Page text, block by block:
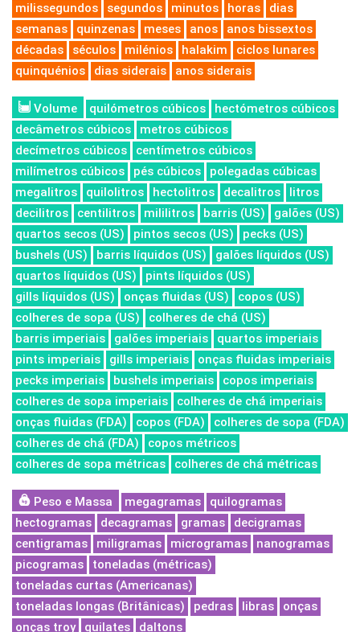
milissegundos
segundos minutos horas
dias
semanas
quinzenas meses anos
anos bissextos
décadas
séculos milénios halakim
ciclos lunares
quinquénios
dias siderais anos siderais
Volume quilómetros cúbicos
hectómetros cúbicos
decâmetros cúbicos
metros cúbicos
decímetros cúbicos
centímetros cúbicos
milímetros cúbicos
pés cúbicos
polegadas cúbicas
megalitros
quilolitros hectolitros decalitros
litros
decilitros
centilitros mililitros barris (US)
galões (US)
quartos secos (US)
pintos secos (US)
pecks (US)
bushels (US)
barris líquidos (US)
galões líquidos (US)
quartos líquidos (US)
pints líquidos (US)
gills líquidos (US)
onças fluidas (US)
copos (US)
colheres de sopa (US)
colheres de chá (US)
barris imperiais
galões imperiais
quartos imperiais
pints imperiais
gills imperiais
onças fluidas imperiais
pecks imperiais
bushels imperiais
copos imperiais
colheres de sopa imperiais
colheres de chá imperiais
onças fluidas (FDA)
copos (FDA)
colheres de sopa (FDA)
colheres de chá (FDA)
copos métricos
colheres de sopa métricas
colheres de chá métricas
Peso e Massa megagramas
quilogramas
hectogramas
decagramas gramas
decigramas
centigramas
miligramas microgramas
nanogramas
picogramas
toneladas (métricas)
toneladas curtas (Americanas)
toneladas longas (Britânicas)
pedras libras
onças
onças troy
quilates daltons